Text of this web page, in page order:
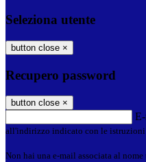
Seleziona utente
button close ×
Recupero password
button close ×
all'indirizzo indicato con le istruzioni
Non hai una e-mail associata al